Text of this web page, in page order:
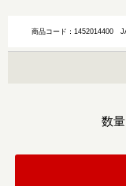
商品コード：1452014400
数量